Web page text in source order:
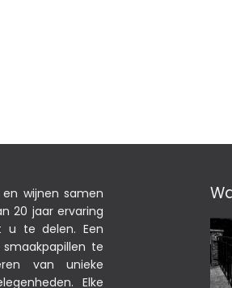
wijnen samen
20 jaar ervaring
u te delen. Een
te
van unieke
Elke